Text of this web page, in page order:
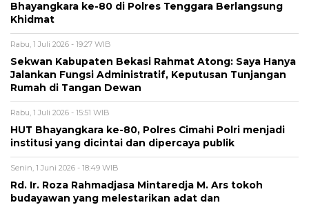
Bhayangkara ke-80 di Polres Tenggara Berlangsung
Khidmat
Rabu, 1 Juli 2026 - 19:27 WIB
Sekwan Kabupaten Bekasi Rahmat Atong: Saya Hanya
Jalankan Fungsi Administratif, Keputusan Tunjangan
Rumah di Tangan Dewan
Rabu, 1 Juli 2026 - 15:51 WIB
HUT Bhayangkara ke-80, Polres Cimahi Polri menjadi
institusi yang dicintai dan dipercaya publik
Senin, 1 Juni 2026 - 18:49 WIB
Rd. Ir. Roza Rahmadjasa Mintaredja M. Ars tokoh
budayawan yang melestarikan adat dan